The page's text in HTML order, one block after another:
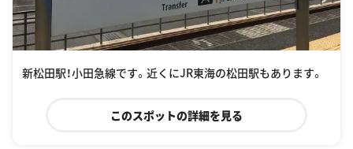
新松田駅！小田急線です。近くにJR東海の松田駅もあります。
このスポットの詳細を見る